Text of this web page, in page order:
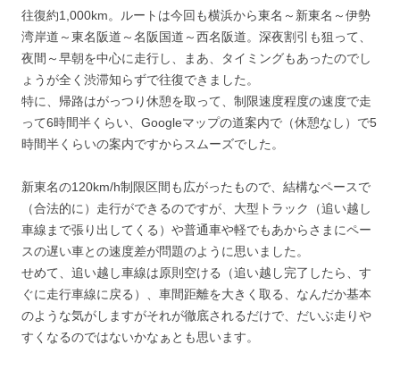
往復約1,000km。ルートは今回も横浜から東名～新東名～伊勢
湾岸道～東名阪道～名阪国道～西名阪道。深夜割引も狙って、
夜間～早朝を中心に走行し、まあ、タイミングもあったのでし
ょうが全く渋滞知らずで往復できました。
特に、帰路はがっつり休憩を取って、制限速度程度の速度で走
って6時間半くらい、Googleマップの道案内で（休憩なし）で5
時間半くらいの案内ですからスムーズでした。
新東名の120km/h制限区間も広がったもので、結構なペースで
（合法的に）走行ができるのですが、大型トラック（追い越し
車線まで張り出してくる）や普通車や軽でもあからさまにペー
スの遅い車との速度差が問題のように思いました。
せめて、追い越し車線は原則空ける（追い越し完了したら、す
ぐに走行車線に戻る）、車間距離を大きく取る、なんだか基本
のような気がしますがそれが徹底されるだけで、だいぶ走りや
すくなるのではないかなぁとも思います。